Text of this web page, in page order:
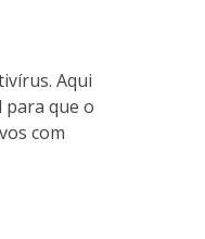
Aqui
para que o
com